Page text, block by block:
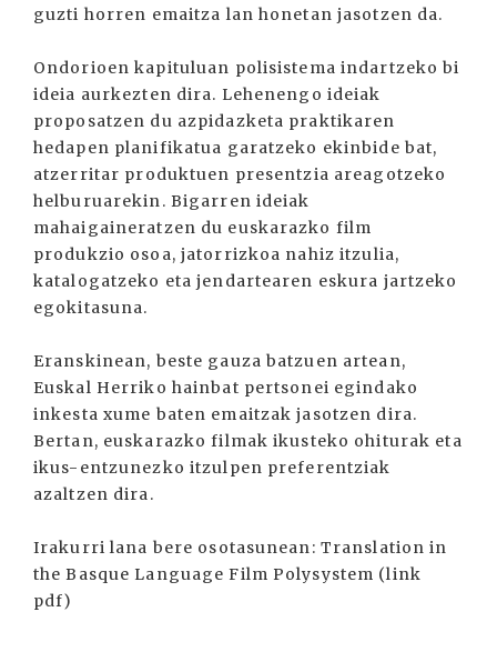
guzti horren emaitza lan honetan jasotzen da.
Ondorioen kapituluan polisistema indartzeko bi
ideia aurkezten dira. Lehenengo ideiak
proposatzen du azpidazketa praktikaren
hedapen planifikatua garatzeko ekinbide bat,
atzerritar produktuen presentzia areagotzeko
helburuarekin. Bigarren ideiak
mahaigaineratzen du euskarazko film
produkzio osoa, jatorrizkoa nahiz itzulia,
katalogatzeko eta jendartearen eskura jartzeko
egokitasuna.
Eranskinean, beste gauza batzuen artean,
Euskal Herriko hainbat pertsonei egindako
inkesta xume baten emaitzak jasotzen dira.
Bertan, euskarazko filmak ikusteko ohiturak eta
ikus-entzunezko itzulpen preferentziak
azaltzen dira.
Irakurri lana bere osotasunean: Translation in
the Basque Language Film Polysystem (link
pdf)